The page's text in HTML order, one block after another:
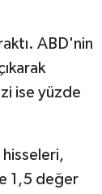
ABD'nin
ise yüzde
hisseleri,
1,5 değer